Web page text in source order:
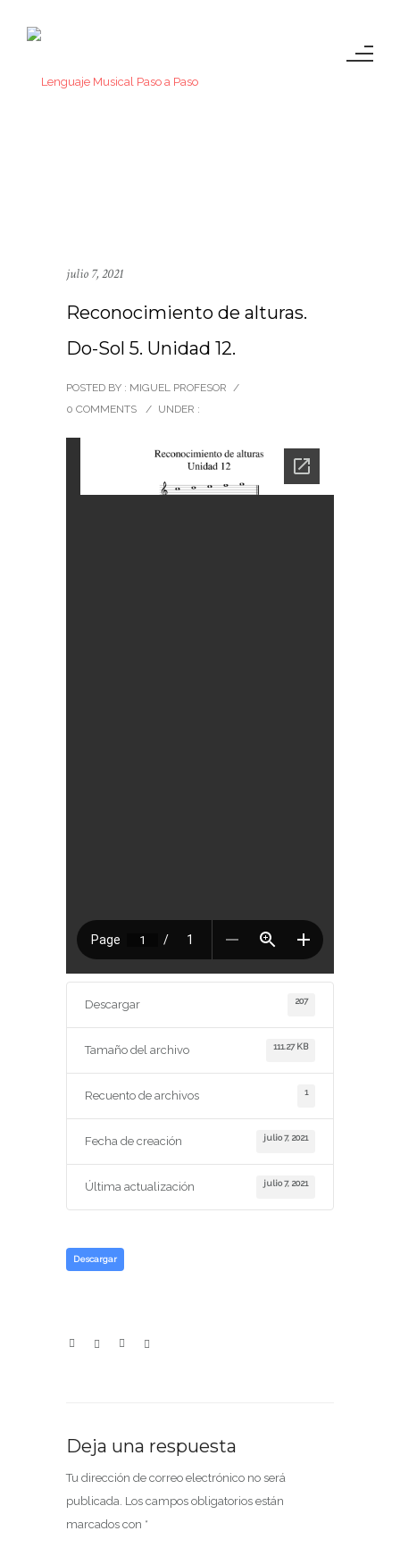
julio 7, 2021
Reconocimiento de alturas.
Do-Sol 5. Unidad 12.
POSTED BY : MIGUEL PROFESOR /
0 COMMENTS
/ UNDER :
Descargar 207
Tamaño del archivo 111.27 KB
Recuento de archivos 1
Fecha de creación julio 7, 2021
Última actualización julio 7, 2021
Descargar
Deja una respuesta
Tu dirección de correo electrónico no será
publicada. Los campos obligatorios están
marcados con *